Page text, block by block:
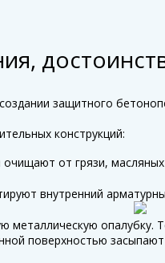
защитного
конструкций:
от грязи,
внутренний
металлическую опалубку.
поверхностью